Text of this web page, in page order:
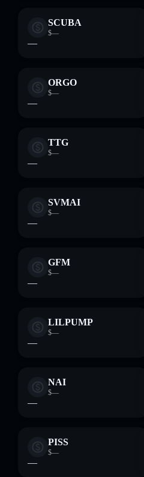
SCUBA
$—
—
ORGO
$—
—
TTG
$—
—
SVMAI
$—
—
GFM
$—
—
LILPUMP
$—
—
NAI
$—
—
PISS
$—
—